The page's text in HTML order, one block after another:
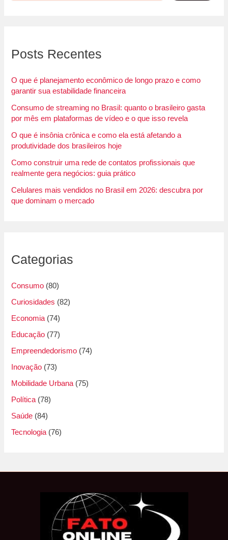
Posts Recentes
O que é planejamento econômico de longo prazo e como
garantir sua estabilidade financeira
Consumo de streaming no Brasil: quanto o brasileiro gasta
por mês em plataformas de vídeo e o que isso revela
O que é insônia crônica e como ela está afetando a
produtividade dos brasileiros hoje
Como construir uma rede de contatos profissionais que
realmente gera negócios: guia prático
Celulares mais vendidos no Brasil em 2026: descubra por
que dominam o mercado
Categorias
Consumo (80)
Curiosidades (82)
Economia(74)
Educação (77)
Empreendedorismo (74)
Inovação (73)
Mobilidade Urbana (75)
Política (78)
Saúde (84)
Tecnologia (76)